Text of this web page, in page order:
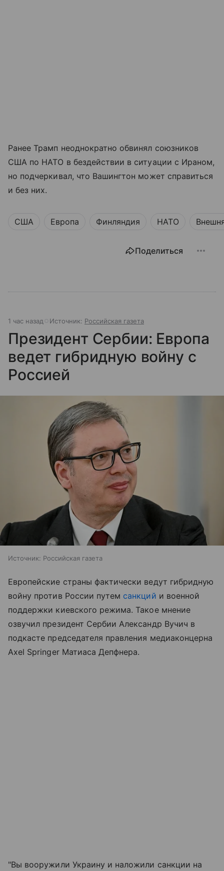
Ранее Трамп неоднократно обвинял союзников
США по НАТО в бездействии в ситуации с Ираном,
но подчеркивал, что Вашингтон может справиться
и без них.
США Европа Финляндия НАТО
Поделиться
1 час назад Источник: Российская газета
Президент Сербии: Европа
ведет гибридную войну с
Россией
Источник: Российская газета
Европейские страны фактически ведут гибридную
войну против России путем санкций и военной
поддержки киевского режима. Такое мнение
озвучил президент Сербии Александр Вучич в
подкасте председателя правления медиаконцерна
Axel Springer Матиаса Депфнера.
"Вы вооружили Украину и наложили санкции на